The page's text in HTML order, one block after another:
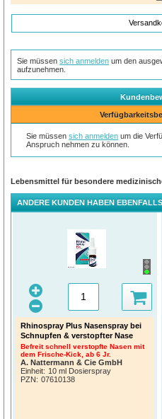
Sie müssensich anmelden um den
aufzunehmen.
Sie müssensich anmelden um die
Anspruch nehmen zu können.
Lebensmittel für besondere
ANDERE KUNDEN HABEN
Rhinospray Plus Nasenspray bei
Schnupfen & verstopfter Nase
Befreit schnell verstopfte Nasen mit
dem Frische-Kick, ab 6 Jr.
A. Nattermann & Cie GmbH
Einheit: 10 ml Dosierspray
PZN: 07610138